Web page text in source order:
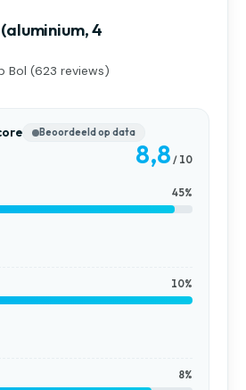
4
Bol (623 reviews)
Beoordeeld op data
8,8 / 10
45%
10%
8%